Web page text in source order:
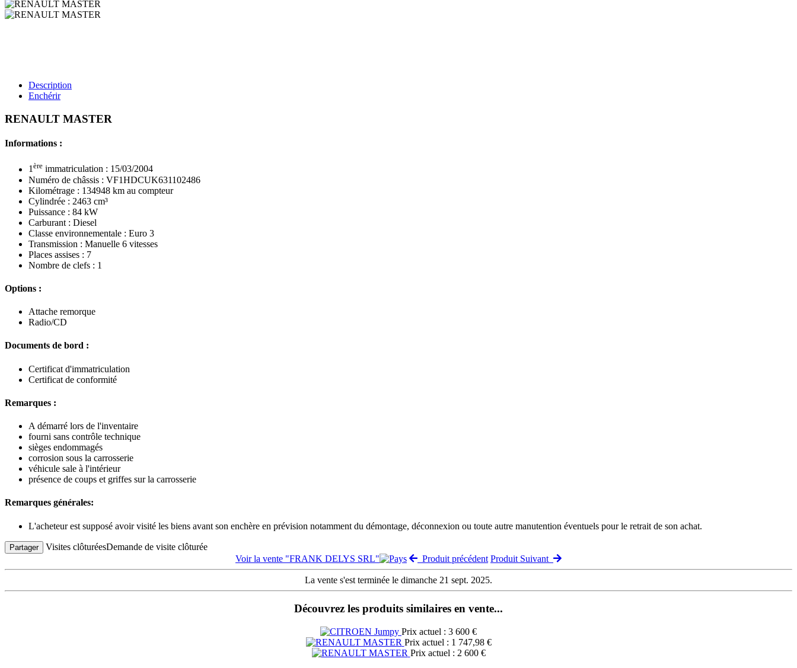
Description
Enchérir
RENAULT MASTER
Informations :
1ère immatriculation : 15/03/2004
Numéro de châssis : VF1HDCUK631102486
Kilométrage : 134948 km au compteur
Cylindrée : 2463 cm³
Puissance : 84 kW
Carburant : Diesel
Classe environnementale : Euro 3
Transmission : Manuelle 6 vitesses
Places assises : 7
Nombre de clefs : 1
Options :
Attache remorque
Radio/CD
Documents de bord :
Certificat d'immatriculation
Certificat de conformité
Remarques :
A démarré lors de l'inventaire
fourni sans contrôle technique
sièges endommagés
corrosion sous la carrosserie
véhicule sale à l'intérieur
présence de coups et griffes sur la carrosserie
Remarques générales:
L'acheteur est supposé avoir visité les biens avant son enchère en prévision notamment du démontage, déconnexion ou toute autre manutention éventuels pour le retrait de son achat.
Partager Visites clôturéesDemande de visite clôturée
Voir la vente "FRANK DELYS SRL"
Produit précédent Produit Suivant
La vente s'est terminée le dimanche 21 sept. 2025.
Découvrez les produits similaires en vente...
Prix actuel : 3 600 €
Prix actuel : 1 747,98 €
Prix actuel : 2 600 €